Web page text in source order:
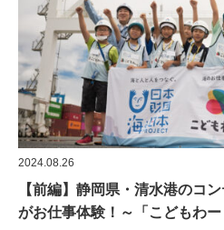
2024.08.26
【前編】静岡県・清水港のコ
がお仕事体験！～「こどもわ